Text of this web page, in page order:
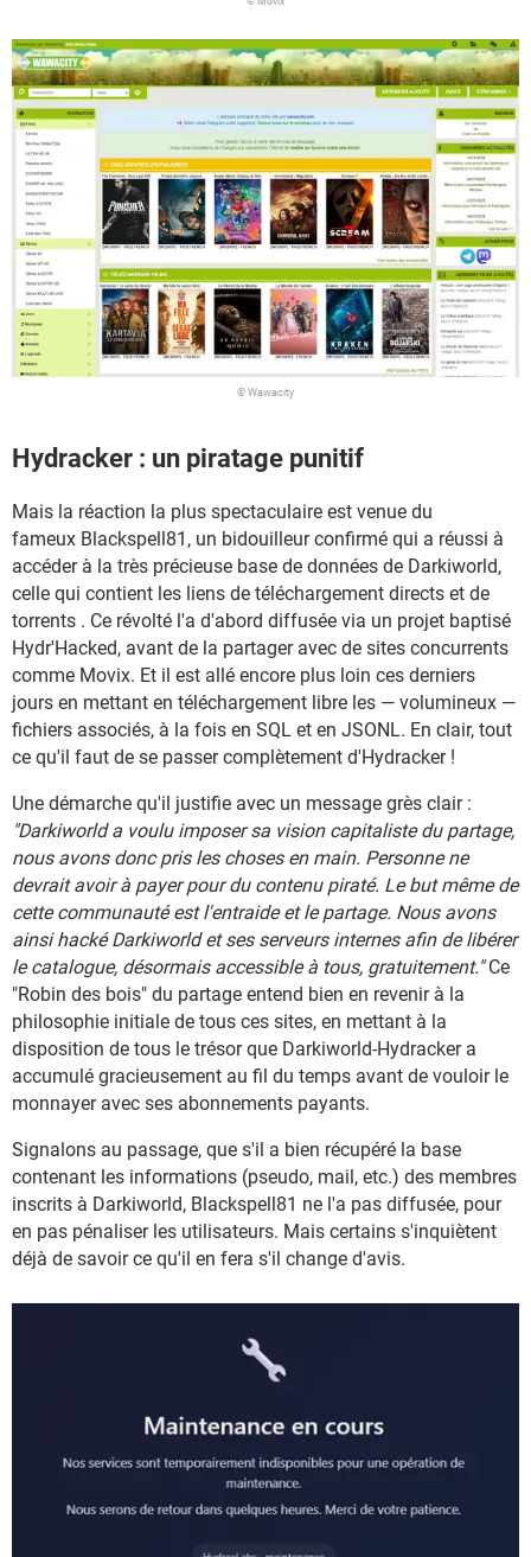
© Wawacity
Hydracker : un piratage punitif
Mais la réaction la plus spectaculaire est venue du
fameux Blackspell81, un bidouilleur confirmé qui a réussi à
accéder à la très précieuse base de données de Darkiworld,
celle qui contient les liens de téléchargement directs et de
torrents . Ce révolté l'a d'abord diffusée via un projet baptisé
Hydr'Hacked, avant de la partager avec de sites concurrents
comme Movix. Et il est allé encore plus loin ces derniers
jours en mettant en téléchargement libre les — volumineux —
fichiers associés, à la fois en SQL et en JSONL. En clair, tout
ce qu'il faut de se passer complètement d'Hydracker !
Une démarche qu'il justifie avec un message grès clair :
"Darkiworld a voulu imposer sa vision capitaliste du partage,
nous avons donc pris les choses en main. Personne ne
devrait avoir à payer pour du contenu piraté. Le but même de
cette communauté est l'entraide et le partage. Nous avons
ainsi hacké Darkiworld et ses serveurs internes afin de libérer
le catalogue, désormais accessible à tous, gratuitement."Ce
"Robin des bois" du partage entend bien en revenir à la
philosophie initiale de tous ces sites, en mettant à la
disposition de tous le trésor que Darkiworld-Hydracker a
accumulé gracieusement au fil du temps avant de vouloir le
monnayer avec ses abonnements payants.
Signalons au passage, que s'il a bien récupéré la base
contenant les informations (pseudo, mail, etc.) des membres
inscrits à Darkiworld, Blackspell81 ne l'a pas diffusée, pour
en pas pénaliser les utilisateurs. Mais certains s'inquiètent
déjà de savoir ce qu'il en fera s'il change d'avis.